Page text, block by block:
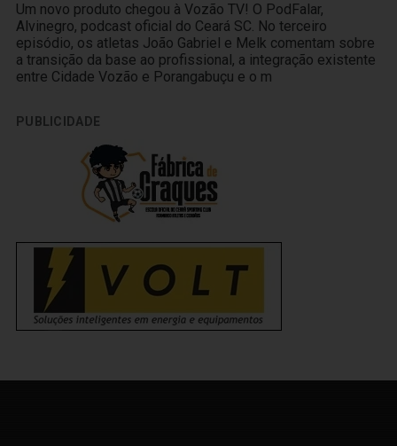
Um novo produto chegou à Vozão TV! O PodFalar,
Alvinegro, podcast oficial do Ceará SC. No terceiro
episódio, os atletas João Gabriel e Melk comentam sobre
a transição da base ao profissional, a integração existente
entre Cidade Vozão e Porangabuçu e o m
PUBLICIDADE